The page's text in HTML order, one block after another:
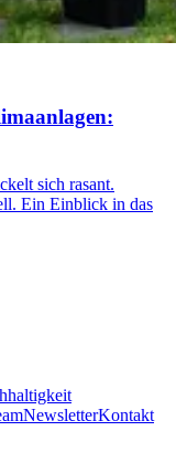
sich rasant.
Ein Einblick in das
NewsletterKontakt